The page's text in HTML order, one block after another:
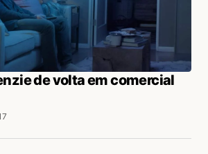
de volta em comercial